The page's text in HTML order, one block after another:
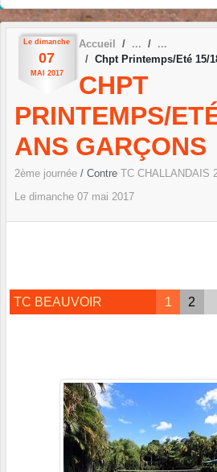
Le dimanche
07
MAI 2017
Accueil
Chpt Printemps/Eté 15/
CHPT
PRINTEMPS/
ANS GARÇONS
2ème journée / Contre TC CHALLANDAIS
Le dimanche 07 mai 2017
TC BEAUVOIR 1 2